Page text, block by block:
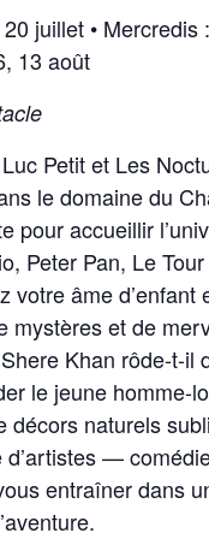
20 juillet •
13 août
Petit et Les
le domaine du
pour accueillir
Peter Pan, Le
votre âme
mystères et de
Khan rôde-t-il
le jeune homme-
décors naturels
d’artistes —
entraîner dans